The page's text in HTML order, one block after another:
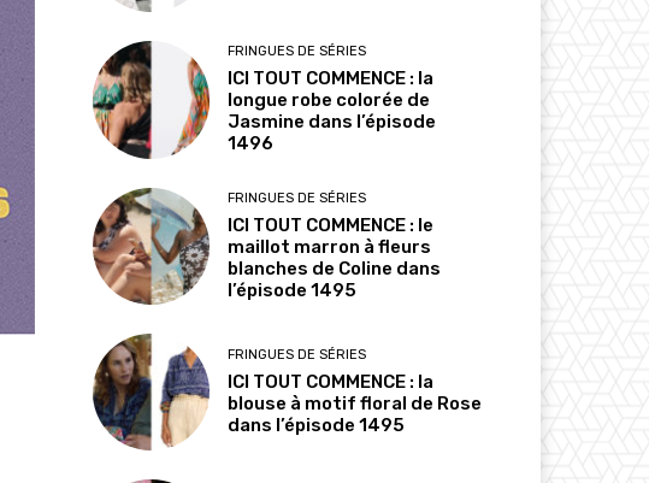
FRINGUES DE SÉRIES
ICI TOUT COMMENCE : la
longue robe colorée de
Jasmine dans l’épisode
1496
FRINGUES DE SÉRIES
ICI TOUT COMMENCE : le
maillot marron à fleurs
blanches de Coline dans
l’épisode 1495
FRINGUES DE SÉRIES
ICI TOUT COMMENCE : la
blouse à motif floral de Rose
dans l’épisode 1495